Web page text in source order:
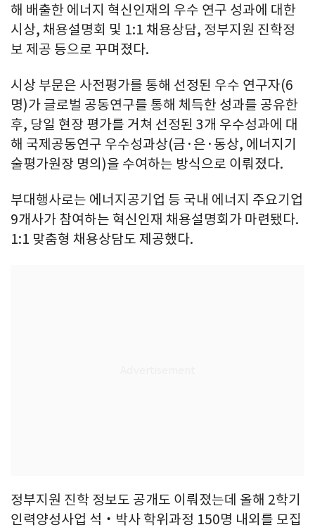
해 배출한 에너지 혁신인재의 우수 연구 성과에 대한
시상, 채용설명회 및 1:1 채용상담, 정부지원 진학정
보 제공 등으로 꾸며졌다.
시상 부문은 사전평가를 통해 선정된 우수 연구자(6
명)가 글로벌 공동연구를 통해 체득한 성과를 공유한
후, 당일 현장 평가를 거쳐 선정된 3개 우수성과에 대
해 국제공동연구 우수성과상(금·은·동상, 에너지기
술평가원장 명의)을 수여하는 방식으로 이뤄졌다.
부대행사로는 에너지공기업 등 국내 에너지 주요기업
9개사가 참여하는 혁신인재 채용설명회가 마련됐다.
1:1 맞춤형 채용상담도 제공했다.
정부지원 진학 정보도 공개도 이뤄졌는데 올해 2학기
인력양성사업 석‧박사 학위과정 150명 내외를 모집